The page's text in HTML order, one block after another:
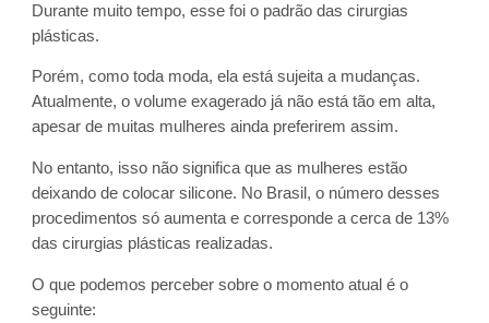
Durante muito tempo, esse foi o padrão das cirurgias
plásticas.
Porém, como toda moda, ela está sujeita a mudanças.
Atualmente, o volume exagerado já não está tão em alta,
apesar de muitas mulheres ainda preferirem assim.
No entanto, isso não significa que as mulheres estão
deixando de colocar silicone. No Brasil, o número desses
procedimentos só aumenta e corresponde a cerca de 13%
das cirurgias plásticas realizadas.
O que podemos perceber sobre o momento atual é o
seguinte: